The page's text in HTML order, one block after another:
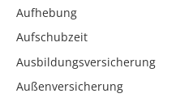
Aufhebung
Aufschubzeit
Ausbildungsversicherung
Außenversicherung